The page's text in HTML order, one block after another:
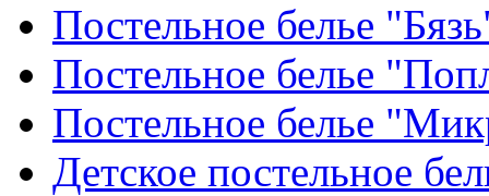
Постельное белье
Постельное белье
Постельное белье
Детское постельное